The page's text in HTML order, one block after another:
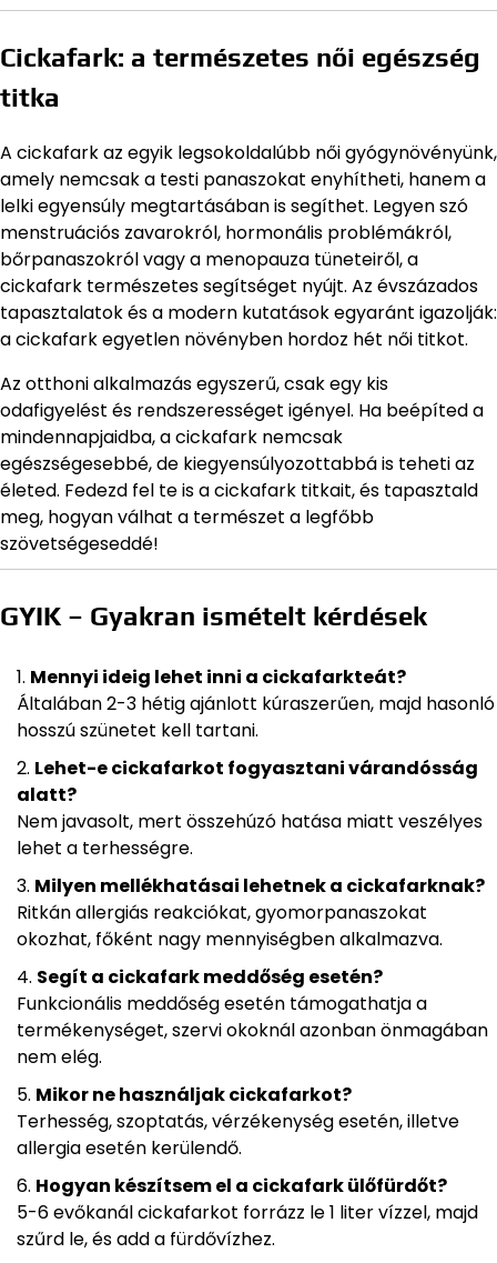
Cickafark: a természetes női egészség
titka
A cickafark az egyik legsokoldalúbb női gyógynövényünk,
amely nemcsak a testi panaszokat enyhítheti, hanem a
lelki egyensúly megtartásában is segíthet. Legyen szó
menstruációs zavarokról, hormonális problémákról,
bőrpanaszokról vagy a menopauza tüneteiről, a
cickafark természetes segítséget nyújt. Az évszázados
tapasztalatok és a modern kutatások egyaránt igazolják:
a cickafark egyetlen növényben hordoz hét női titkot.
Az otthoni alkalmazás egyszerű, csak egy kis
odafigyelést és rendszerességet igényel. Ha beépíted a
mindennapjaidba, a cickafark nemcsak
egészségesebbé, de kiegyensúlyozottabbá is teheti az
életed. Fedezd fel te is a cickafark titkait, és tapasztald
meg, hogyan válhat a természet a legfőbb
szövetségeseddé!
GYIK – Gyakran ismételt kérdések
Mennyi ideig lehet inni a cickafarkteát?
Általában 2-3 hétig ajánlott kúraszerűen, majd hasonló
hosszú szünetet kell tartani.
Lehet-e cickafarkot fogyasztani várandósság
alatt?
Nem javasolt, mert összehúzó hatása miatt veszélyes
lehet a terhességre.
Milyen mellékhatásai lehetnek a cickafarknak?
Ritkán allergiás reakciókat, gyomorpanaszokat
okozhat, főként nagy mennyiségben alkalmazva.
Segít a cickafark meddőség esetén?
Funkcionális meddőség esetén támogathatja a
termékenységet, szervi okoknál azonban önmagában
nem elég.
Mikor ne használjak cickafarkot?
Terhesség, szoptatás, vérzékenység esetén, illetve
allergia esetén kerülendő.
Hogyan készítsem el a cickafark ülőfürdőt?
5-6 evőkanál cickafarkot forrázz le 1 liter vízzel, majd
szűrd le, és add a fürdővízhez.